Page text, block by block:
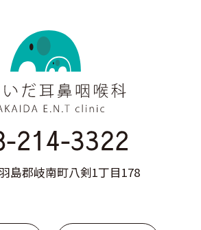
島郡岐南町八剣1丁目178